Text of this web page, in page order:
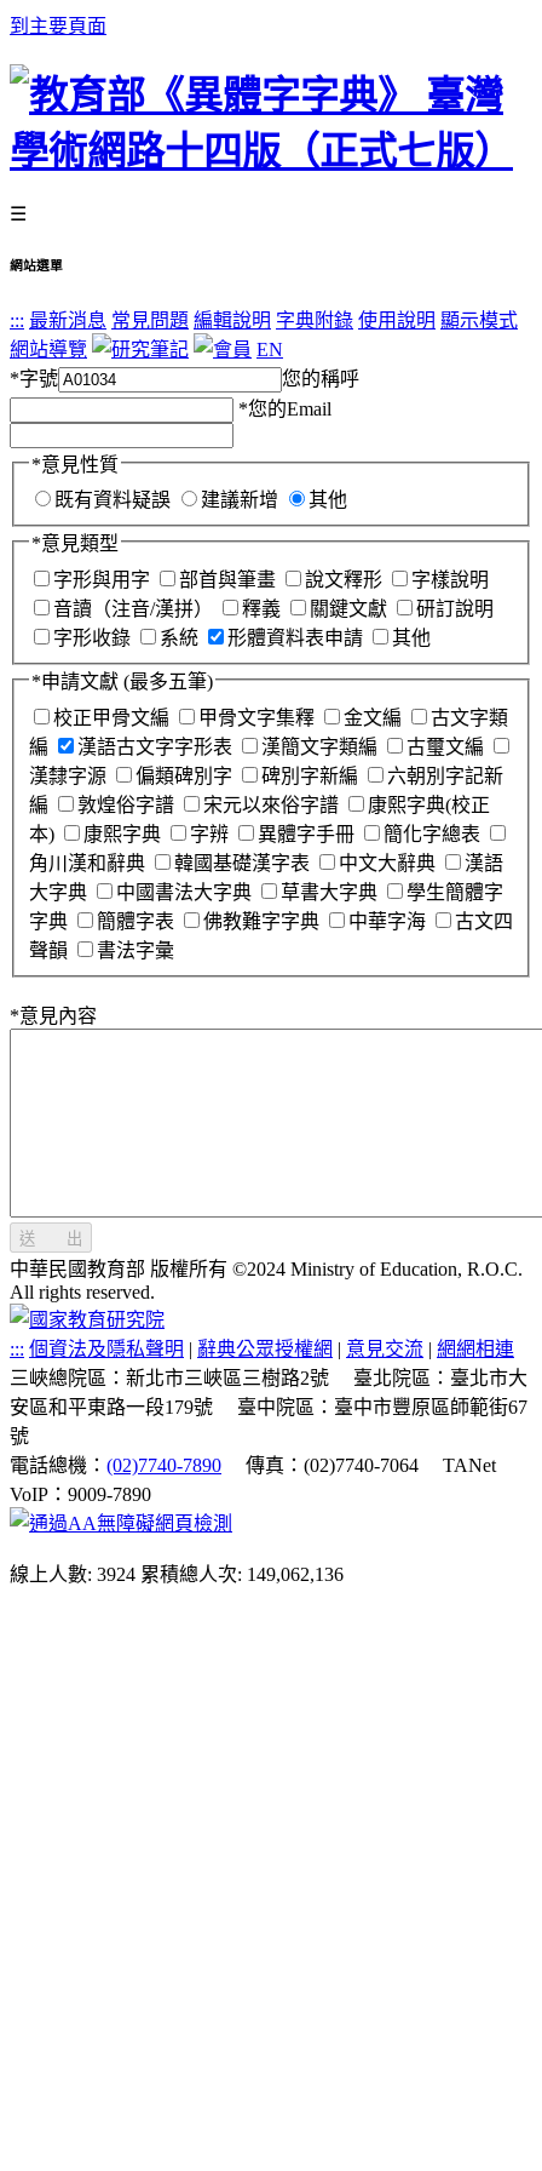
到主要頁面
☰
網站選單
::: 最新消息 常見問題 編輯說明 字典附錄 使用說明 顯示模式
網站導覽
EN
*字號
您的稱呼
*您的Email
*意見性質
既有資料疑誤
建議新增 其他
*意見類型
字形與用字
部首與筆畫 說文釋形
字樣說明
音讀（注音/漢拼）
釋義 關鍵文獻
研訂說明
字形收錄
系統 形體資料表申請 其他
*申請文獻 (最多五筆)
校正甲骨文編
甲骨文字集釋 金文編
古文字類
編
漢語古文字字形表 漢簡文字類編
古璽文編
漢隸字源
偏類碑別字 碑別字新編
六朝別字記新
編
敦煌俗字譜 宋元以來俗字譜
康熙字典(校正
本)
康熙字典 字辨 異體字手冊
簡化字總表
角川漢和辭典
韓國基礎漢字表 中文大辭典
漢語
大字典
中國書法大字典 草書大字典
學生簡體字
字典
簡體字表 佛教難字字典 中華字海
古文四
聲韻
書法字彙
*意見內容
送 出
中華民國教育部 版權所有 ©2024 Ministry of Education, R.O.C.
All rights reserved.
::: 個資法及隱私聲明 | 辭典公眾授權網 | 意見交流 | 網網相連
三峽總院區：新北市三峽區三樹路2號
臺北院區：臺北市大
安區和平東路一段179號
臺中院區：臺中市豐原區師範街67
號
電話總機： (02)7740-7890 傳真：(02)7740-7064
TANet
VoIP：9009-7890
線上人數: 3924 累積總人次: 149,062,136